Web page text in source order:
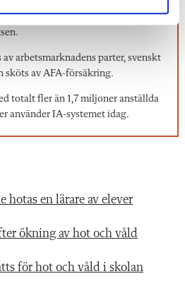
och ger – rätt använt – en god bild av
arbetsmarknadens parter, svenskt
sköts av AFA-försäkring.
totalt fler än 1,7 miljoner anställda
använder IA-systemet idag.
hotas en lärare av elever
ökning av hot och våld
för hot och våld i skolan